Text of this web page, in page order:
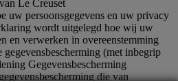
Le Creuset
uw persoonsgegevens en uw privacy
wordt uitgelegd hoe wij uw
en verwerken in overeenstemming
(met inbegrip
Gegevensbescherming
die van